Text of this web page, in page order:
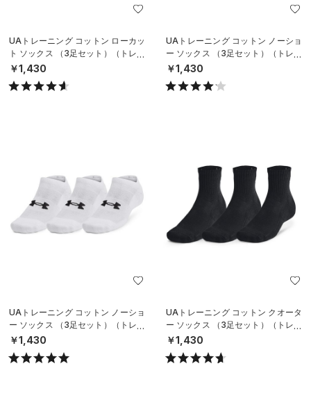
UAトレーニング コットン ローカッ
ト ソックス （3足セット）（トレー
ニング/UNISEX）
￥1,430
UAトレーニング コットン ノーショ
ー ソックス （3足セット）（トレー
ニング/UNISEX）
￥1,430
UAトレーニング コットン ノーショ
ー ソックス （3足セット）（トレー
ニング/UNISEX）
￥1,430
UAトレーニング コットン クオータ
ー ソックス （3足セット）（トレー
ニング/UNISEX）
￥1,430